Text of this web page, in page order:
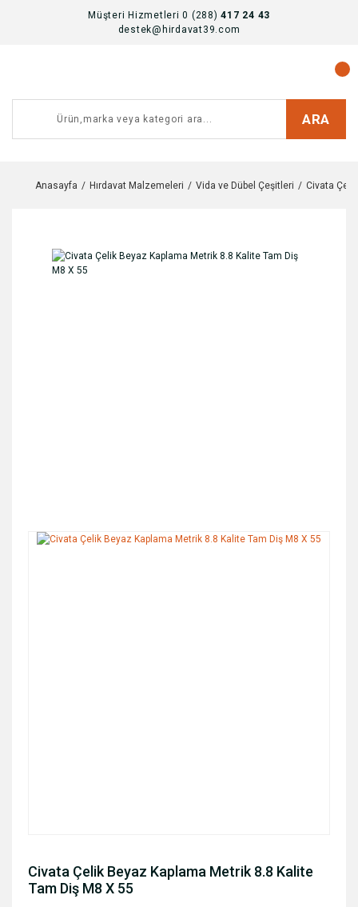
Müşteri Hizmetleri 0 (288)417 24 43
destek@hirdavat39.com
ARA
Anasayfa Hırdavat Malzemeleri Vida ve Dübel Çeşitleri Civata
Civata Çelik Beyaz Kaplama Metrik 8.8 Kalite
Tam Diş M8 X 55